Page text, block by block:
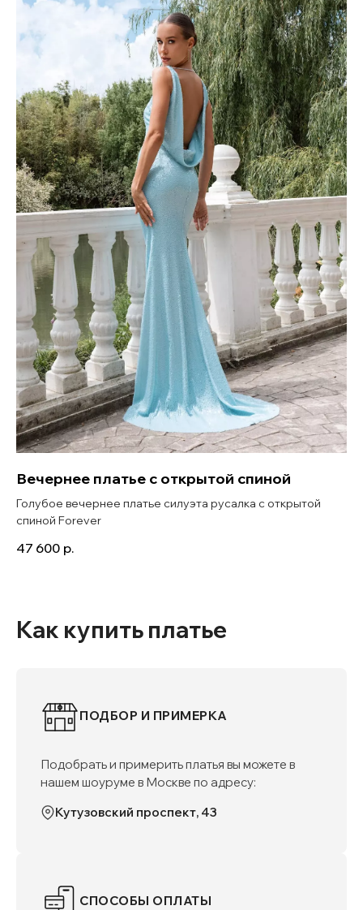
Вечернее платье с открытой спиной
Голубое вечернее платье силуэта русалка с открытой
спиной Forever
47 600 р.
Как купить платье
ПОДБОР И ПРИМЕРКА
Подобрать и примерить платья вы можете в
нашем шоуруме в Москве по адресу:
Кутузовский проспект, 43
СПОСОБЫ ОПЛАТЫ